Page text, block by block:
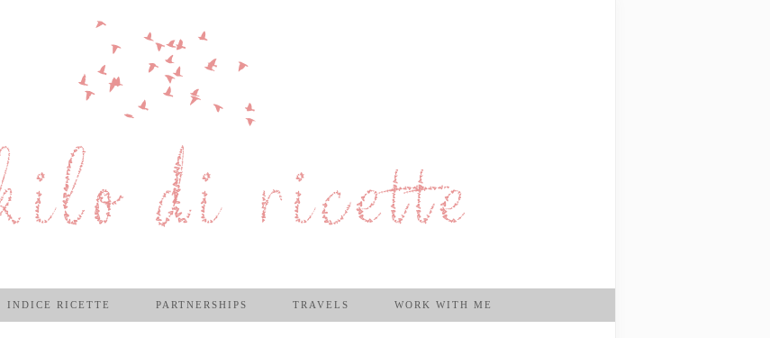
INDICE RICETTE PARTNERSHIPS TRAVELS WORK WITH ME